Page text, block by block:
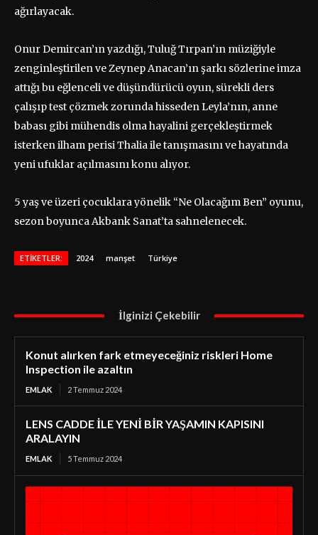
ağırlayacak.
Onur Demircan’ın yazdığı, Tuluğ Tırpan’ın müziğiyle
zenginleştirilen ve Zeynep Anacan’ın şarkı sözlerine imza
attığı bu eğlenceli ve düşündürücü oyun, sürekli ders
çalışıp test çözmek zorunda hisseden Leyla’nın, anne
babası gibi mühendis olma hayalini gerçekleştirmek
isterken ilham perisi Thalia ile tanışmasını ve hayatında
yeni ufuklar açılmasını konu alıyor.
5 yaş ve üzeri çocuklara yönelik “Ne Olacağım Ben” oyunu,
sezon boyunca Akbank Sanat’ta sahnelenecek.
ETIKETLER: 2024 manşet Türkiye
İlginizi Çekebilir
Konut alırken fark etmeyeceğiniz riskleri Home
Inspection ile azaltın
EMLAK 2 Temmuz 2024
LENS CADDE İLE YENİ BİR YAŞAMIN KAPISINI
ARALAYIN
EMLAK 5 Temmuz 2024